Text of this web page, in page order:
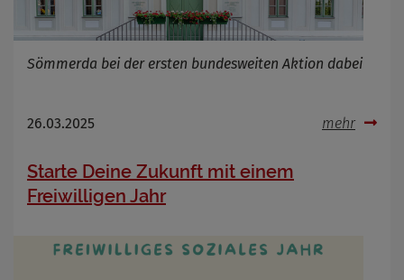
Sömmerda bei der ersten bundesweiten Aktion dabei
26.03.2025 mehr
Starte Deine Zukunft mit einem
Freiwilligen Jahr